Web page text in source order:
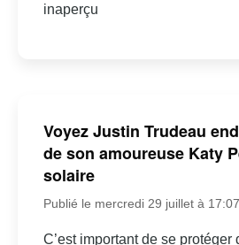
inaperçu
Voyez Justin Trudeau
de son amoureuse Katy
solaire
Publié le mercredi 29 juillet à 17:07
C’est important de se protéger